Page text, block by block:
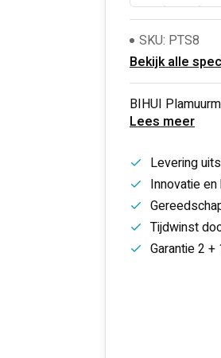
SKU: PTS8
Bekijk alle
BIHUI
Lees meer
Levering
Innovatie
Tijdwinst
Garantie 2 +